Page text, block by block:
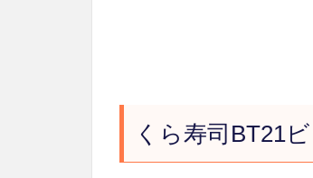
くら寿司BT21